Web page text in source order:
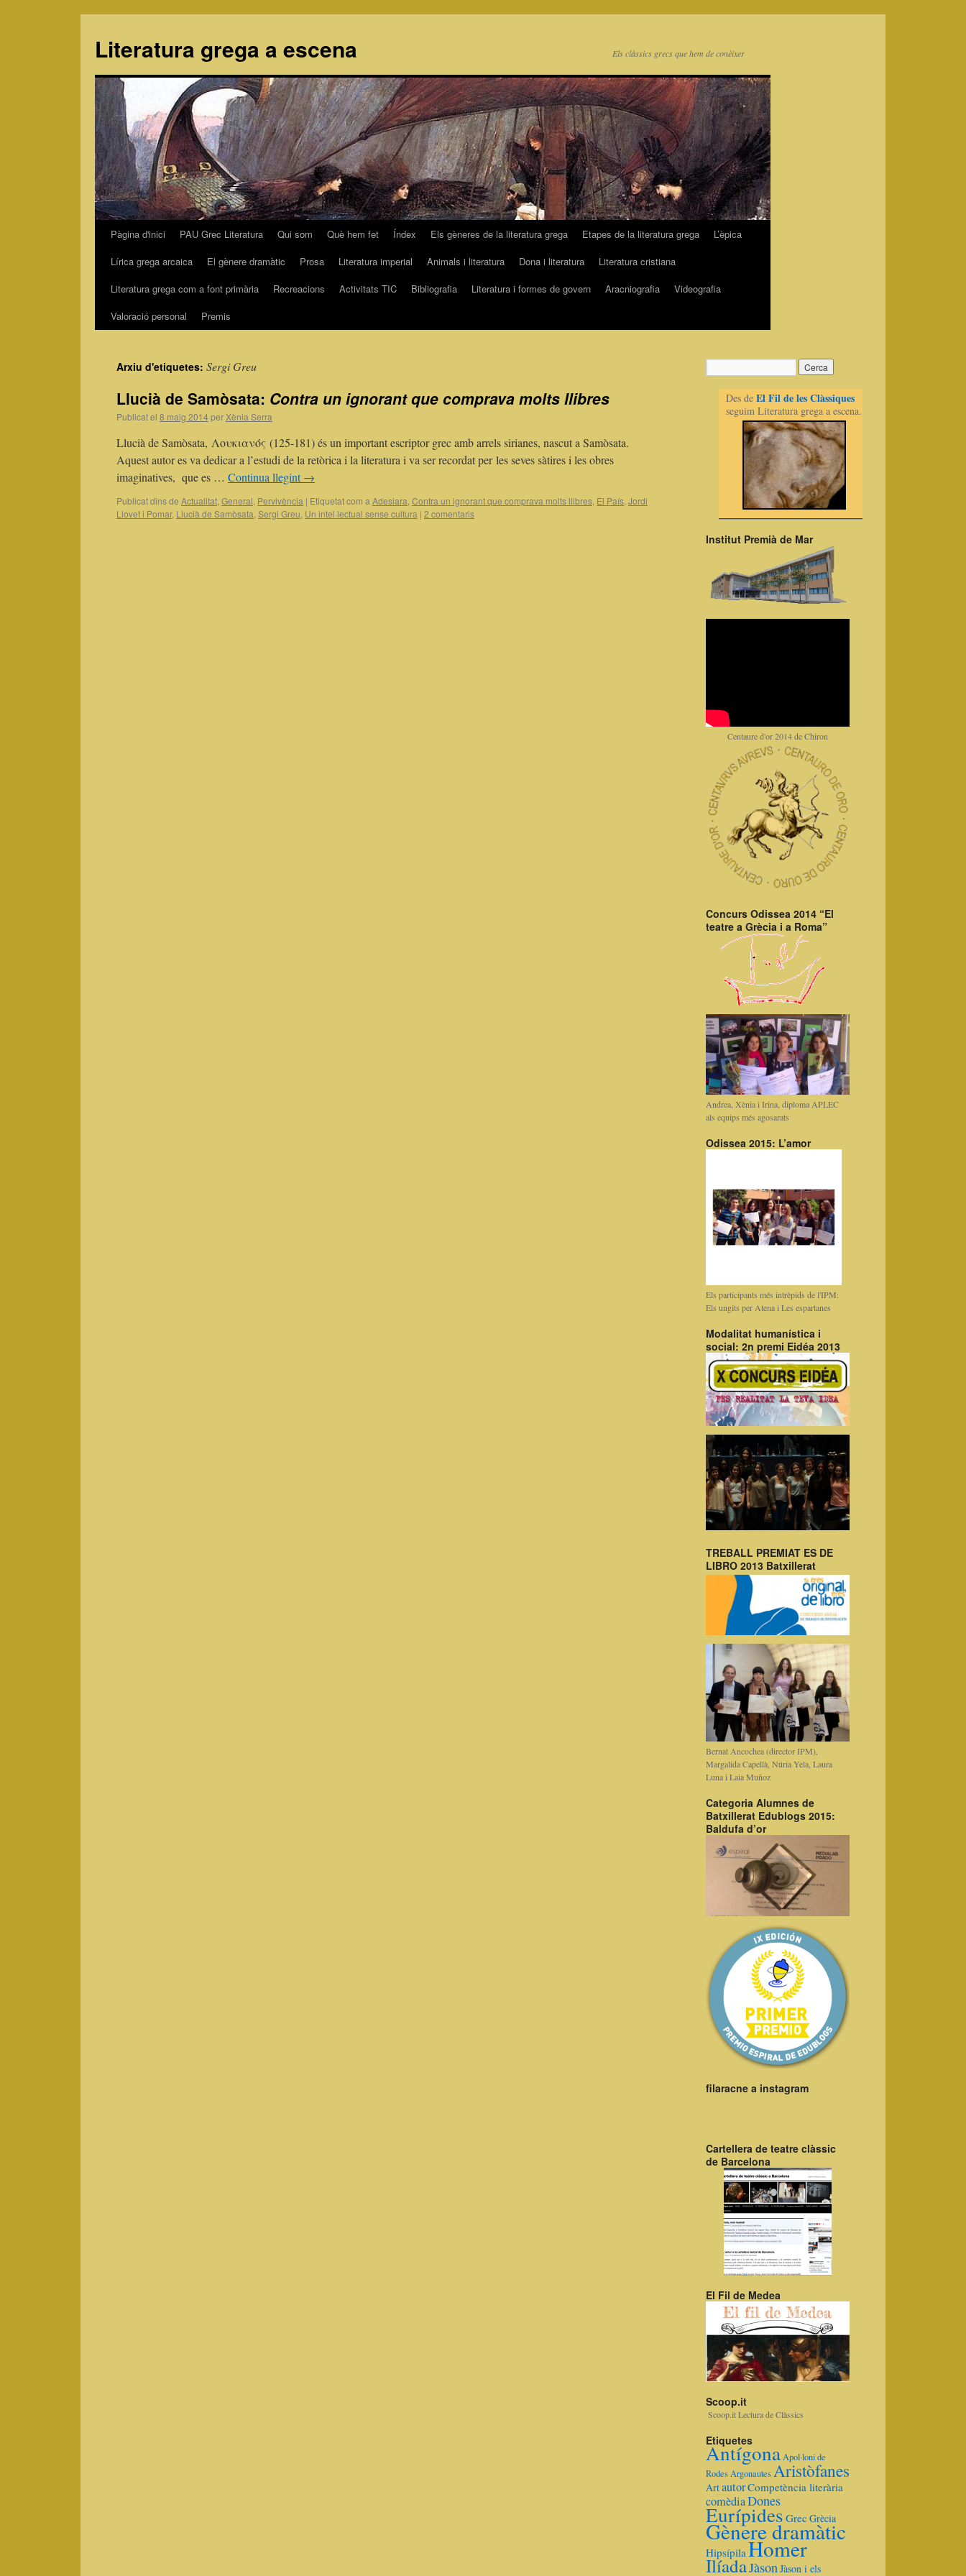
Literatura grega a escena Els clàssics grecs que hem de conèixer
Vés
contingut
Pàgina d'inici PAU Grec Literatura Qui som Què hem fet Índex Els gèneres de la literatura grega Etapes de la literatura grega
L’èpica
Lírica grega arcaica
El gènere dramàtic Prosa Literatura imperial Animals i literatura Dona i literatura
Literatura cristiana
Literatura grega com a font primària
Recreacions Activitats TIC Bibliografia Literatura i formes de govern Aracniografia
Videografia
Valoració personal
Premis
Arxiu d'etiquetes: Sergi Greu
Llucià de Samòsata: Contra un ignorant que comprava molts llibres
Publicat el 8 maig 2014 per Xènia Serra
Llucià de Samòsata, Λουκιανός (125-181) és un important escriptor grec amb arrels sirianes, nascut a Samòsata.
Aquest autor es va dedicar a l’estudi de la retòrica i la literatura i va ser recordat per les seves sàtires i les obres
imaginatives, que es … Continua llegint→
Publicat dins de Actualitat General Pervivència | Etiquetat com a Adesiara Contra un ignorant que comprava molts llibres El País Jordi
Llovet i Pomar, Llucià de Samòsata Sergi Greu Un intel·lectual sense cultura | 2 comentaris
Des deEl Fil de les Clàssiques
seguim Literatura grega a escena.
Institut Premià de Mar
Centaure d'or 2014 de Chiron
Concurs Odissea 2014 “El
teatre a Grècia i a Roma”
Andrea, Xènia i Irina, diploma APLEC
als equips més agosarats
Odissea 2015: L’amor
Els participants més intrèpids de l'IPM:
Els ungits per Atena i Les espartanes
Modalitat humanística i
social: 2n premi Eidéa 2013
TREBALL PREMIAT ES DE
LIBRO 2013 Batxillerat
Bernat Ancochea (director IPM),
Margalida Capellà, Núria Yela, Laura
Luna i Laia Muñoz
Categoria Alumnes de
Batxillerat Edublogs 2015:
Baldufa d’or
filaracne a instagram
Cartellera de teatre clàssic
de Barcelona
El Fil de Medea
Scoop.it
Scoop.it Lectura de Clàssics
Etiquetes
AntígonaApol·loni de
RodesArgonautesAristòfanes
ArtautorCompetència literària
comèdiaDones
Eurípides Grec Grècia
Gènere dramàtic
Hipsípila Homer
IlíadaJàsonJàson i els